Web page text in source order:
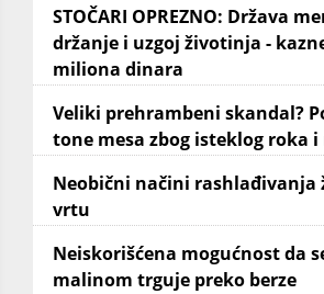
STOČARI OPREZNO: Država
držanje i uzgoj životinja -
miliona dinara
Veliki prehrambeni skandal?
tone mesa zbog isteklog roka
Neobični načini rashlađivanja
vrtu
Neiskorišćena mogućnost da
malinom trguje preko berze